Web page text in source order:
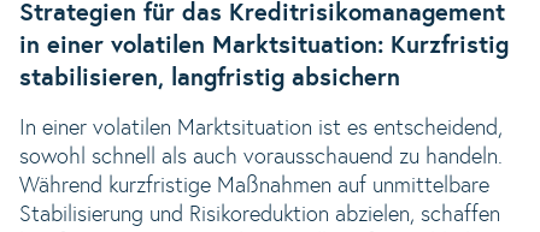
Strategien für das Kreditrisikomanagement
in einer volatilen Marktsituation: Kurzfristig
stabilisieren, langfristig absichern
In einer volatilen Marktsituation ist es entscheidend,
sowohl schnell als auch vorausschauend zu handeln.
Während kurzfristige Maßnahmen auf unmittelbare
Stabilisierung und Risikoreduktion abzielen, schaffen